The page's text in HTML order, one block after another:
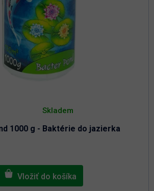
1000 g - Baktérie do jazierka
hodnotenie
je
4,8
Skladem